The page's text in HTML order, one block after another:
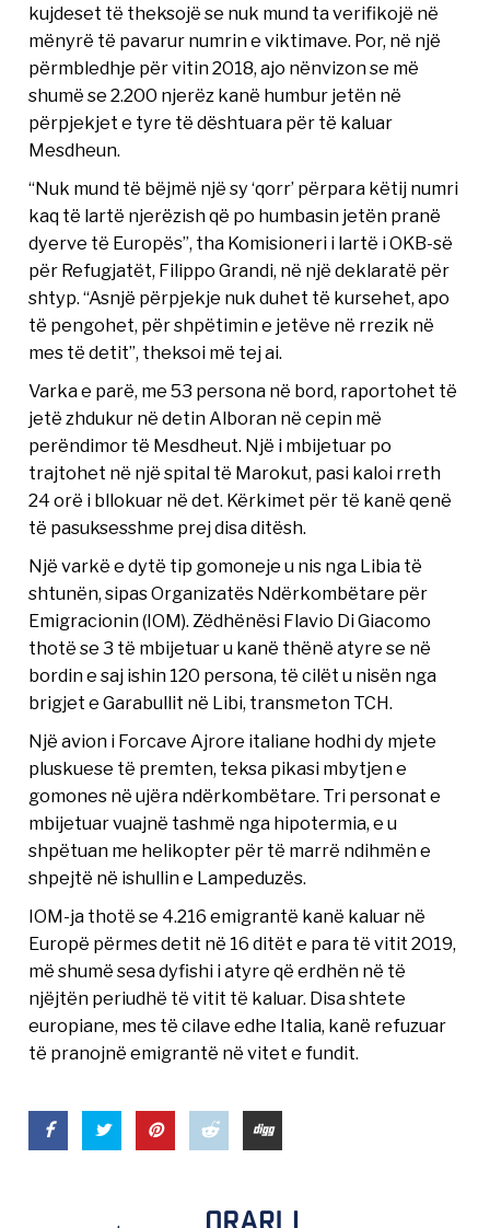
kujdeset të theksojë se nuk mund ta verifikojë në
mënyrë të pavarur numrin e viktimave. Por, në një
përmbledhje për vitin 2018, ajo nënvizon se më
shumë se 2.200 njerëz kanë humbur jetën në
përpjekjet e tyre të dështuara për të kaluar
Mesdheun.
“Nuk mund të bëjmë një sy ‘qorr’ përpara këtij numri
kaq të lartë njerëzish që po humbasin jetën pranë
dyerve të Europës”, tha Komisioneri i lartë i OKB-së
për Refugjatët, Filippo Grandi, në një deklaratë për
shtyp. “Asnjë përpjekje nuk duhet të kursehet, apo
të pengohet, për shpëtimin e jetëve në rrezik në
mes të detit”, theksoi më tej ai.
Varka e parë, me 53 persona në bord, raportohet të
jetë zhdukur në detin Alboran në cepin më
perëndimor të Mesdheut. Një i mbijetuar po
trajtohet në një spital të Marokut, pasi kaloi rreth
24 orë i bllokuar në det. Kërkimet për të kanë qenë
të pasuksesshme prej disa ditësh.
Një varkë e dytë tip gomoneje u nis nga Libia të
shtunën, sipas Organizatës Ndërkombëtare për
Emigracionin (IOM). Zëdhënësi Flavio Di Giacomo
thotë se 3 të mbijetuar u kanë thënë atyre se në
bordin e saj ishin 120 persona, të cilët u nisën nga
brigjet e Garabullit në Libi, transmeton TCH.
Një avion i Forcave Ajrore italiane hodhi dy mjete
pluskuese të premten, teksa pikasi mbytjen e
gomones në ujëra ndërkombëtare. Tri personat e
mbijetuar vuajnë tashmë nga hipotermia, e u
shpëtuan me helikopter për të marrë ndihmën e
shpejtë në ishullin e Lampeduzës.
IOM-ja thotë se 4.216 emigrantë kanë kaluar në
Europë përmes detit në 16 ditët e para të vitit 2019,
më shumë sesa dyfishi i atyre që erdhën në të
njëjtën periudhë të vitit të kaluar. Disa shtete
europiane, mes të cilave edhe Italia, kanë refuzuar
të pranojnë emigrantë në vitet e fundit.